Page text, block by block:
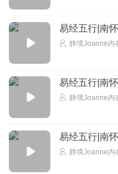
易经五行|南
静境Joanne内
易经五行|南
静境Joanne内
易经五行|南
静境Joanne内